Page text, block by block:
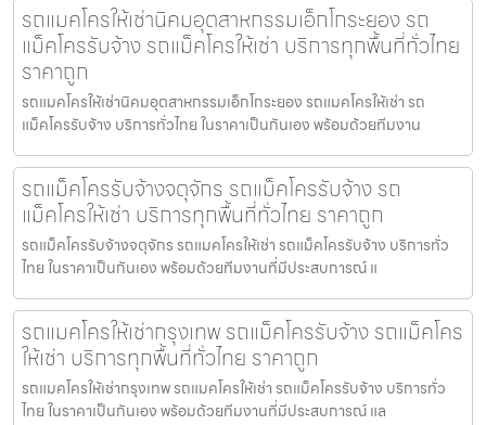
รถแมคโครให้เช่านิคมอุตสาหกรรมเอ็กโกระยอง รถ
แม็คโครรับจ้าง รถแม็คโครให้เช่า บริการทุกพื้นที่ทั่วไทย
ราคาถูก
รถแมคโครให้เช่านิคมอุตสาหกรรมเอ็กโกระยอง รถแมคโครให้เช่า รถ
แม็คโครรับจ้าง บริการทั่วไทย ในราคาเป็นกันเอง พร้อมด้วยทีมงาน
รถแม็คโครรับจ้างจตุจักร รถแม็คโครรับจ้าง รถ
แม็คโครให้เช่า บริการทุกพื้นที่ทั่วไทย ราคาถูก
รถแม็คโครรับจ้างจตุจักร รถแมคโครให้เช่า รถแม็คโครรับจ้าง บริการทั่ว
ไทย ในราคาเป็นกันเอง พร้อมด้วยทีมงานที่มีประสบการณ์ แ
รถแมคโครให้เช่ากรุงเทพ รถแม็คโครรับจ้าง รถแม็คโคร
ให้เช่า บริการทุกพื้นที่ทั่วไทย ราคาถูก
รถแมคโครให้เช่ากรุงเทพ รถแมคโครให้เช่า รถแม็คโครรับจ้าง บริการทั่ว
ไทย ในราคาเป็นกันเอง พร้อมด้วยทีมงานที่มีประสบการณ์ แล